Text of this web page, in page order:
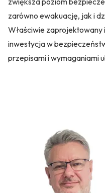
zarówno ewakuację, jak i
Właściwie
inwestycja w
przepisami i wymaganiami